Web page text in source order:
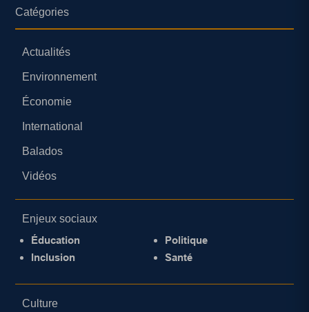
Catégories
Actualités
Environnement
Économie
International
Balados
Vidéos
Enjeux sociaux
Éducation
Inclusion
Politique
Santé
Culture